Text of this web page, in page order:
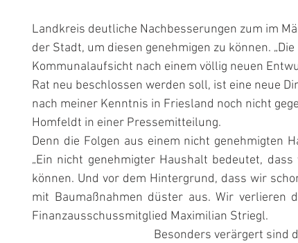
Landkreis deutliche Nachbesserungen zum im
der Stadt, um diesen genehmigen zu können.
Kommunalaufsicht nach einem völlig neuen
Rat neu beschlossen werden soll, ist eine neue
nach meiner Kenntnis in Friesland noch nicht
Homfeldt in einer Pressemitteilung.
Denn die Folgen aus einem nicht genehmigten
„Ein nicht genehmigter Haushalt bedeutet,
können. Und vor dem Hintergrund, dass wir
mit Baumaßnahmen düster aus. Wir verlieren
Finanzausschussmitglied Maximilian Striegl.
Besonders verärgert sind